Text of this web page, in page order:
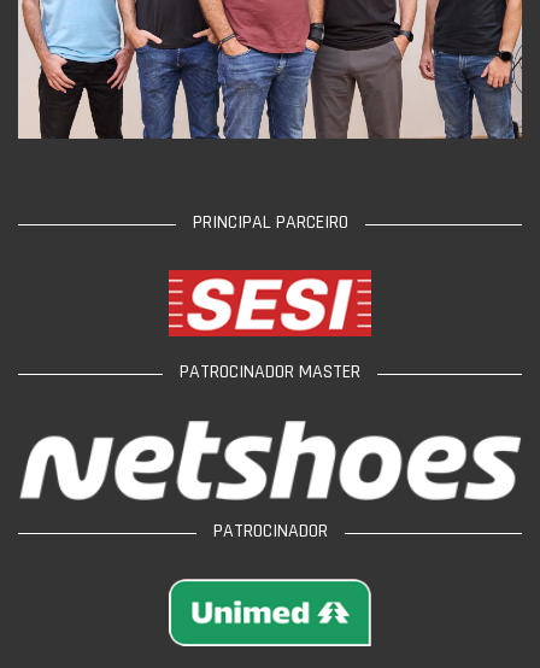
PRINCIPAL PARCEIRO
PATROCINADOR MASTER
PATROCINADOR